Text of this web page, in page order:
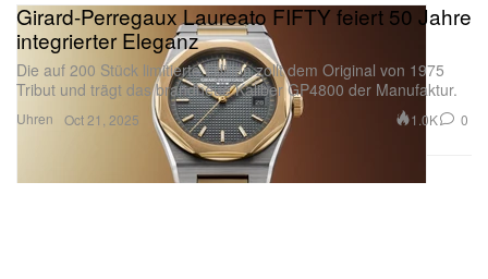
Uhren
Girard-Perregaux Laureato FIFTY feiert 50 Jahre
integrierter Eleganz
Die auf 200 Stück limitierte Edition zollt dem Original von 1975
Tribut und trägt das brandneue Kaliber GP4800 der Manufaktur.
Oct 21, 2025 1.0K 0